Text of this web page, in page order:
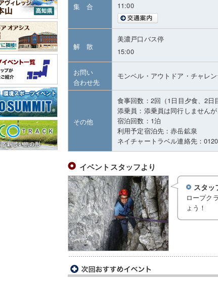
集 合
11:00
解 散
美濃戸口バス停
15:00
お問い
合わせ先
モンベル・アウトドア・チャレ
その他
食事回数：2回（1日目夕食、2日
添乗員：添乗員は同行しません
宿泊回数：1泊
利用予定宿泊先：赤岳鉱泉
ネイチャートラベル連絡先：
イベントスタッフより
スタッ
ロープク
ょう！